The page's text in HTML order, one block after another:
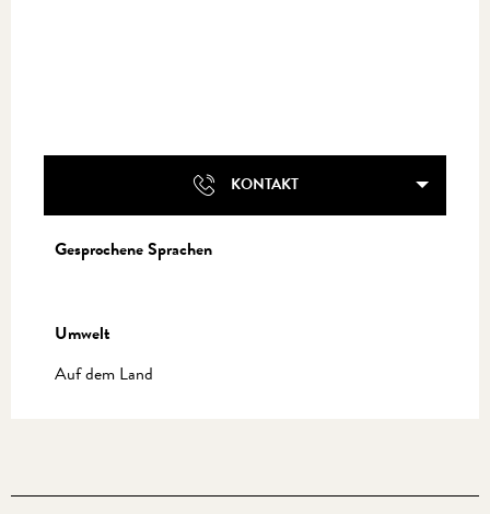
KONTAKT
Gesprochene Sprachen
Gesprochene Sprachen
Umwelt
Umwelt
Auf dem Land